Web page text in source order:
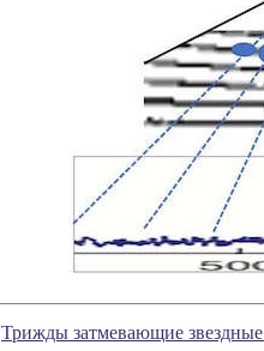
Трижды затмевающие